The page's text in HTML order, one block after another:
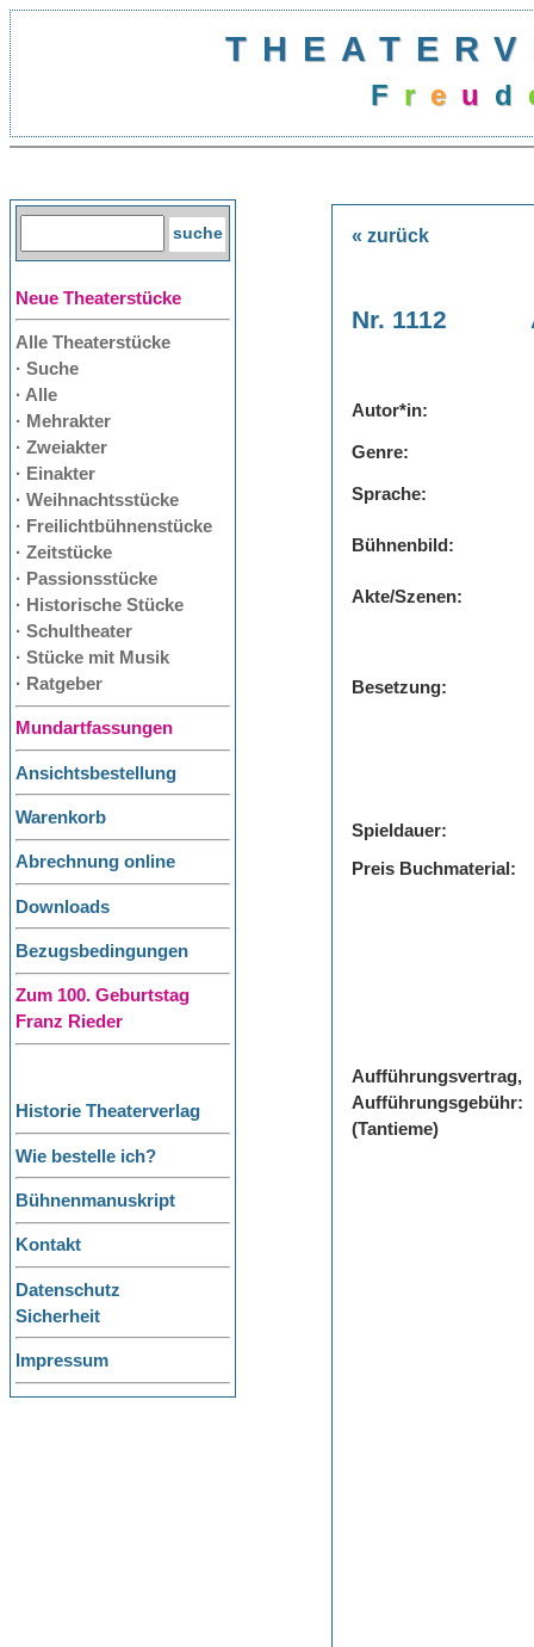
F reu d
Neue Theaterstücke
Alle Theaterstücke
· Suche
· Alle
· Mehrakter
· Zweiakter
· Einakter
· Weihnachtsstücke
· Freilichtbühnenstücke
· Zeitstücke
· Passionsstücke
· Historische Stücke
· Schultheater
· Stücke mit Musik
· Ratgeber
Mundartfassungen
Ansichtsbestellung
Warenkorb
Abrechnung online
Downloads
Bezugsbedingungen
Zum 100. Geburtstag
Franz Rieder
Historie Theaterverlag
Wie bestelle ich?
Bühnenmanuskript
Kontakt
Datenschutz
Sicherheit
Impressum
« zurück
Nr. 1112
Autor*in:
Genre:
Sprache:
Bühnenbild:
Akte/Szenen:
Besetzung:
Spieldauer:
Preis Buchmaterial:
Aufführungsvertrag,
Aufführungsgebühr:
(Tantieme)